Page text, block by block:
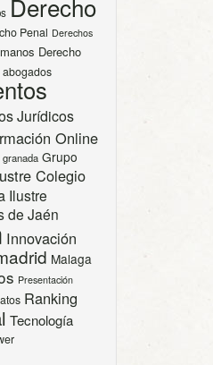
Derecho
Penal Derechos
Derecho
abogados
Jurídicos
Online
granada Grupo
Colegio
Ilustre
de Jaén
Innovación
Malaga
Presentación
Ranking
Tecnología